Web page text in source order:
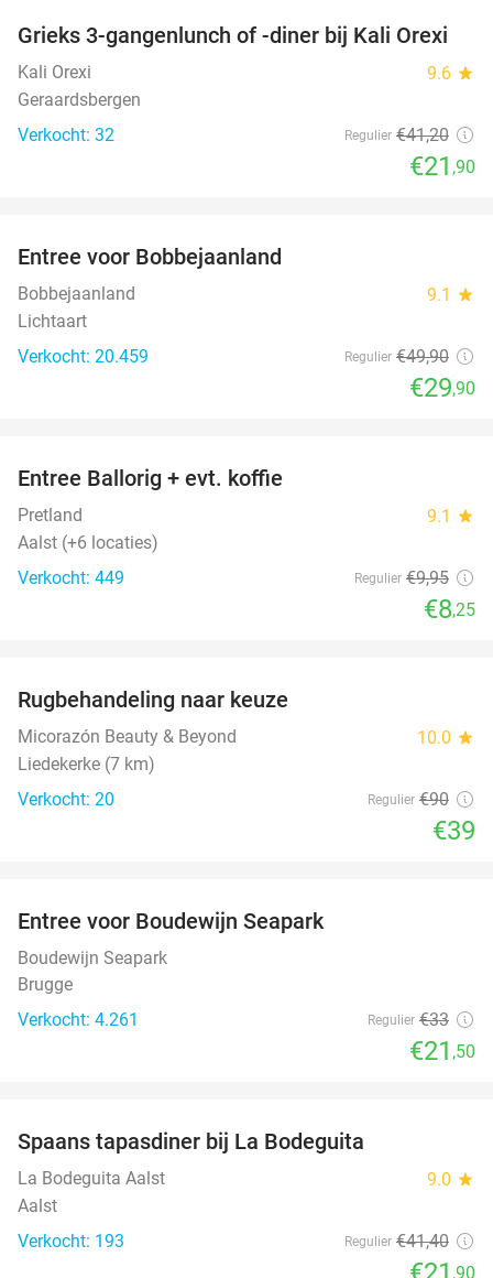
47%
Grieks 3-gangenlunch of -diner bij Kali Orexi
Kali Orexi 9.6 star
Geraardsbergen
Verkocht: 32
Regulier €41,20
€21 ,90
Entree voor Bobbejaanland
Bobbejaanland 9.1 star
Lichtaart
Verkocht: 20.459
Regulier €49,90
€29,90
Entree Ballorig + evt. koffie
Pretland 9.1 star
Aalst (+6 locaties)
Verkocht: 449
Regulier €9,95
€8,25
Rugbehandeling naar keuze
Micorazón Beauty & Beyond 10.0 star
Liedekerke (7 km)
Verkocht: 20
Regulier €90
€39
Entree voor Boudewijn Seapark
Boudewijn Seapark
Brugge
Verkocht: 4.261
Regulier €33
€21 ,50
Spaans tapasdiner bij La Bodeguita
La Bodeguita Aalst 9.0 star
Aalst
Verkocht: 193
Regulier €41,40
,90